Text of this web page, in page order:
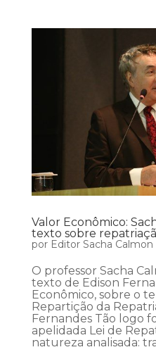
Valor Econômico:
texto sobre
por Editor Sacha Calmon
O professor Sacha
texto de Edison
Econômico, sobre o
Repartição da
Fernandes Tão logo
apelidada Lei de
natureza analisada: